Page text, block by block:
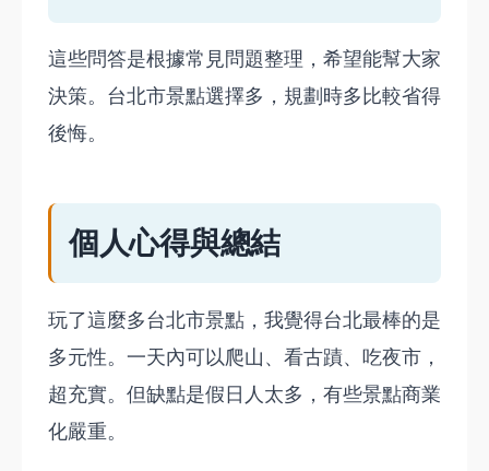
這些問答是根據常見問題整理，希望能幫大家
決策。台北市景點選擇多，規劃時多比較省得
後悔。
個人心得與總結
玩了這麼多台北市景點，我覺得台北最棒的是
多元性。一天內可以爬山、看古蹟、吃夜市，
超充實。但缺點是假日人太多，有些景點商業
化嚴重。